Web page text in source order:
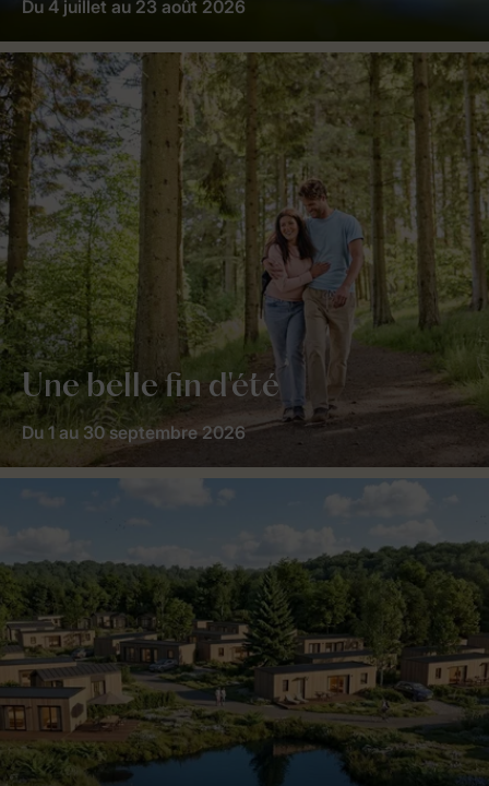
Du 4 juillet au 23 août 2026
Une belle fin d'été
Du 1 au 30 septembre 2026